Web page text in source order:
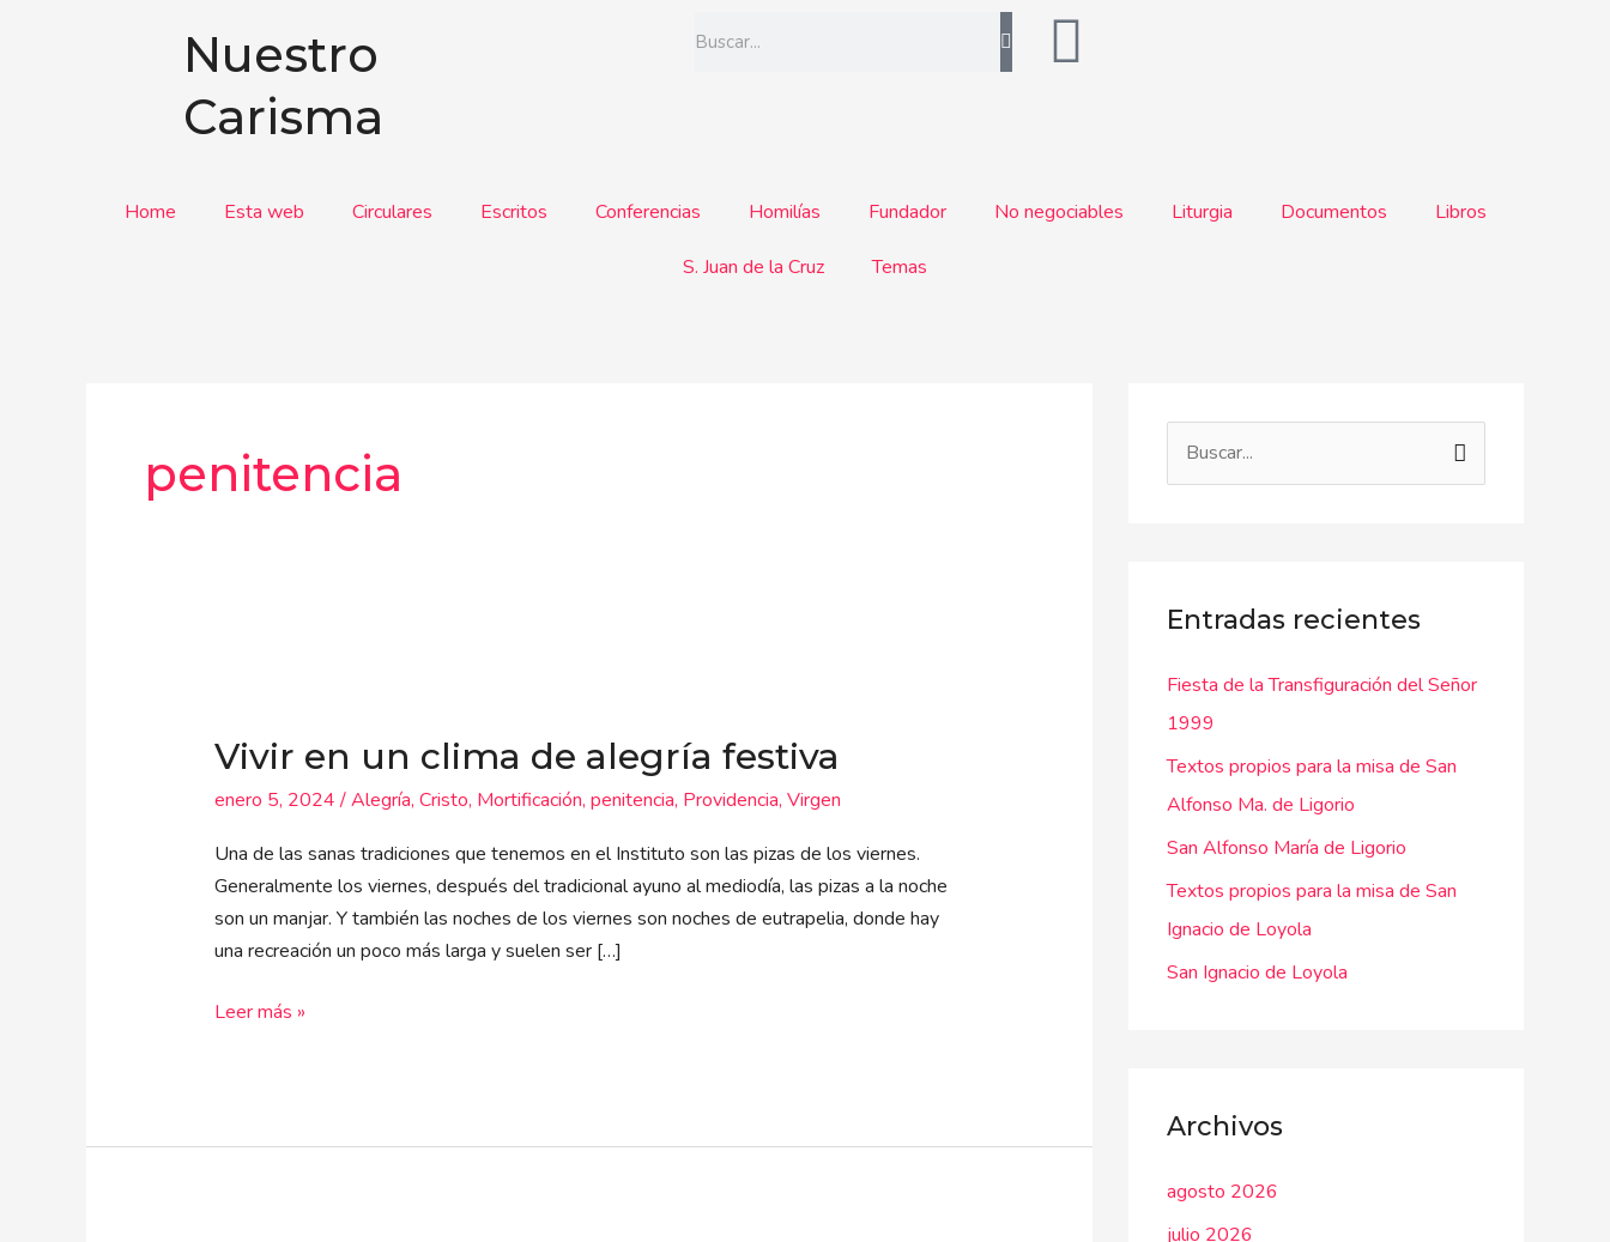
Nuestro
Carisma
Home Esta web Circulares Escritos Conferencias Homilías Fundador No negociables Liturgia Documentos Libros
S. Juan de la Cruz Temas
penitencia
Vivir en un clima de alegría festiva
enero 5, 2024/Alegría, Cristo, Mortificación, penitencia, Providencia, Virgen
Una de las sanas tradiciones que tenemos en el Instituto son las pizas de los viernes.
Generalmente los viernes, después del tradicional ayuno al mediodía, las pizas a la noche
son un manjar. Y también las noches de los viernes son noches de eutrapelia, donde hay
una recreación un poco más larga y suelen ser […]
un
alegría
festiva
Leer más »
a
p
o
r
:
Entradas recientes
Fiesta de la Transfiguración del Señor
1999
Textos propios para la misa de San
Alfonso Ma. de Ligorio
San Alfonso María de Ligorio
Textos propios para la misa de San
Ignacio de Loyola
San Ignacio de Loyola
Archivos
agosto 2026
julio 2026